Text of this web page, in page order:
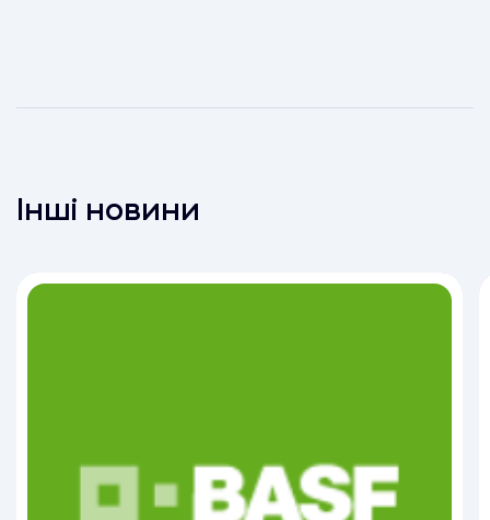
Інші новини